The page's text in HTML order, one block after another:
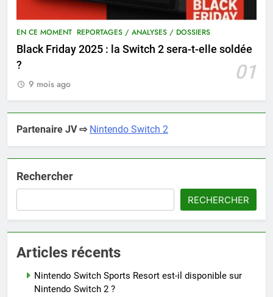
EN CE MOMENT REPORTAGES / ANALYSES / DOSSIERS
Black Friday 2025 : la Switch 2 sera-t-elle soldée
?
01
9 mois ago
Partenaire JV ⇨ Nintendo Switch 2
Rechercher
RECHERCHER
Articles récents
Nintendo Switch Sports Resort est-il disponible sur
Nintendo Switch 2 ?